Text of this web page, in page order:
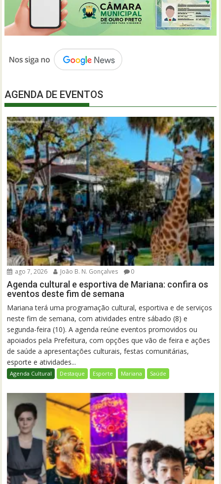
AGENDA DE EVENTOS
ago 7, 2026 João B. N. Gonçalves 0
Agenda cultural e esportiva de Mariana: confira os
eventos deste fim de semana
Mariana terá uma programação cultural, esportiva e de serviços
neste fim de semana, com atividades entre sábado (8) e
segunda-feira (10). A agenda reúne eventos promovidos ou
apoiados pela Prefeitura, com opções que vão de feira e ações
de saúde a apresentações culturais, festas comunitárias,
esporte e atividades...
Agenda Cultural Destaque Esporte Mariana Saúde